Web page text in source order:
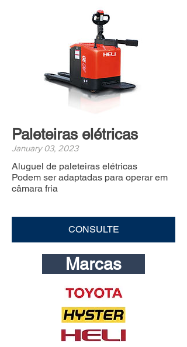
Paleteiras elétricas
January 03, 2023
Aluguel de paleteiras elétricas
Podem ser adaptadas para operar em
câmara fria
CONSULTE
Marcas